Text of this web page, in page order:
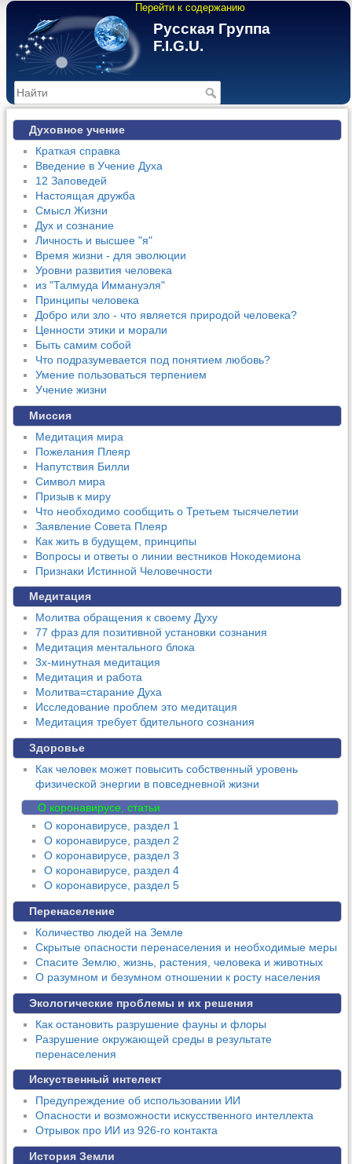
Перейти к содержанию
Русская Группа
F.I.G.U.
Духовное учение
Краткая справка
Введение в Учение Духа
12 Заповедей
Настоящая дружба
Смысл Жизни
Дух и сознание
Личность и высшее "я"
Время жизни - для эволюции
Уровни развития человека
из "Талмуда Иммануэля"
Принципы человека
Добро или зло - что является природой человека?
Ценности этики и морали
Быть самим собой
Что подразумевается под понятием любовь?
Умение пользоваться терпением
Учение жизни
Миссия
Медитация мира
Пожелания Плеяр
Напутствия Билли
Символ мира
Призыв к миру
Что необходимо сообщить о Третьем тысячелетии
Заявление Совета Плеяр
Как жить в будущем, принципы
Вопросы и ответы о линии вестников Нокодемиона
Признаки Истинной Человечности
Медитация
Молитва обращения к своему Духу
77 фраз для позитивной установки сознания
Медитация ментального блока
3х-минутная медитация
Медитация и работа
Молитва=старание Духа
Исследование проблем это медитация
Медитация требует бдительного сознания
Здоровье
Как человек может повысить собственный уровень
физической энергии в повседневной жизни
О коронавирусе, статьи
О коронавирусе, раздел 1
О коронавирусе, раздел 2
О коронавирусе, раздел 3
О коронавирусе, раздел 4
О коронавирусе, раздел 5
Перенаселение
Количество людей на Земле
Скрытые опасности перенаселения и необходимые меры
Спасите Землю, жизнь, растения, человека и животных
О разумном и безумном отношении к росту населения
Экологические проблемы и их решения
Как остановить разрушение фауны и флоры
Разрушение окружающей среды в результате
перенаселения
Искуственный интелект
Предупреждение об использовании ИИ
Опасности и возможности искусственного интеллекта
Отрывок про ИИ из 926-го контакта
История Земли